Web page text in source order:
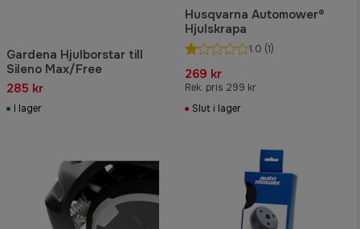
Gardena Hjulborstar till
Sileno Max/Free
285 kr
I lager
Husqvarna Automower®
Hjulskrapa
1.0 (1)
269 kr
Rek. pris 299 kr
Slut i lager